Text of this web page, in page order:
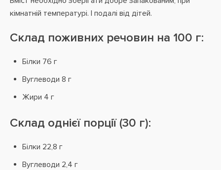
кімнатній температурі. І подалі від дітей.
Склад поживних речовин на 100 г:
Білки 76 г
Вуглеводи 8 г
Жири 4 г
Склад однієї порції (30 г):
Білки 22,8 г
Вуглеводи 2,4 г